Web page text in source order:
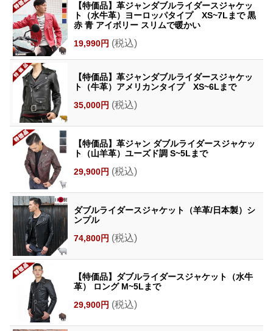
【特価品】革ジャンダブルライダースジャケッ
ト（水牛革）ヨーロッパタイプ XS~7Lまで 黒
赤 青 アイボリー スリムで暖かい
19,990円 (税込)
【特価品】革ジャンダブルライダースジャケッ
ト（牛革）アメリカンタイプ XS~6Lまで
35,000円 (税込)
【特価品】革ジャン ダブルライダースジャケッ
ト（山羊革）ユーズド調 S~5Lまで
29,900円 (税込)
ダブルライダースジャケット（羊革/日本製）シ
ンプル
74,800円 (税込)
【特価品】ダブルライダースジャケット（水牛
革） ロング M~5Lまで
29,900円 (税込)